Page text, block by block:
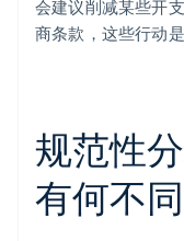
会建议削减某些开
商条款，这些行动
规范性
有何不